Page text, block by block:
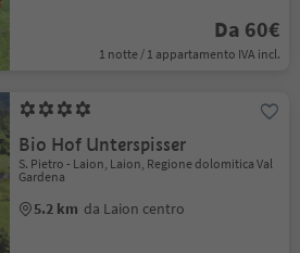
Da 60€
1 notte / 1 appartamento IVA incl.
Bio Hof Unterspisser
S. Pietro - Laion, Laion, Regione dolomitica Val
Gardena
5.2 km da Laion centro